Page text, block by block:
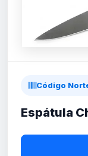
Código
Espátula